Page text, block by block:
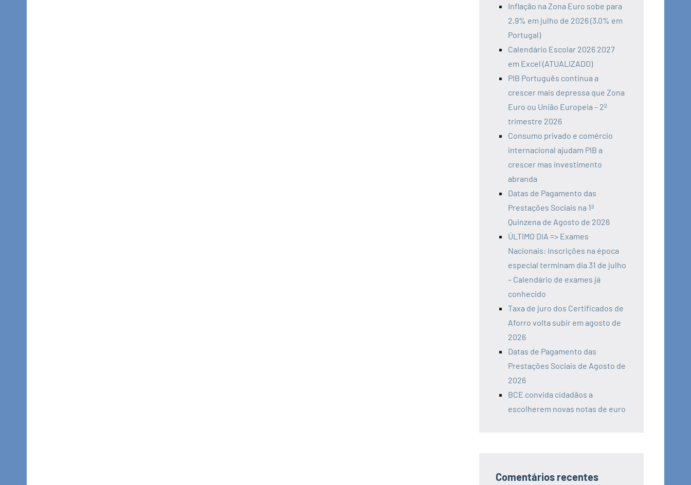
Inflação na Zona Euro sobe para
2,9% em julho de 2026 (3,0% em
Portugal)
Calendário Escolar 2026 2027
em Excel (ATUALIZADO)
PIB Português continua a
crescer mais depressa que Zona
Euro ou União Europeia – 2º
trimestre 2026
Consumo privado e comércio
internacional ajudam PIB a
crescer mas investimento
abranda
Datas de Pagamento das
Prestações Sociais na 1ª
Quinzena de Agosto de 2026
ÚLTIMO DIA => Exames
Nacionais: inscrições na época
especial terminam dia 31 de julho
– Calendário de exames já
conhecido
Taxa de juro dos Certificados de
Aforro volta subir em agosto de
2026
Datas de Pagamento das
Prestações Sociais de Agosto de
2026
BCE convida cidadãos a
escolherem novas notas de euro
Comentários recentes